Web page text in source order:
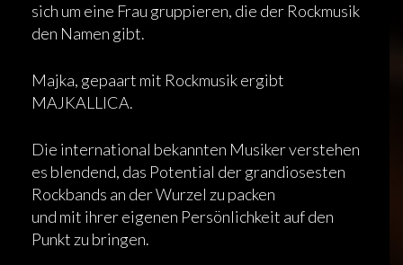
sich um eine Frau gruppieren, die der Rockmusik
den Namen gibt.
Majka, gepaart mit Rockmusik ergibt
MAJKALLICA.
Die international bekannten Musiker verstehen
es blendend, das Potential der grandiosesten
Rockbands an der Wurzel zu packen
und mit ihrer eigenen Persönlichkeit auf den
Punkt zu bringen.